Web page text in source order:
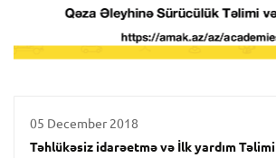
05 December 2018
Təhlükəsiz idarəetmə və İlk yardım Təlimi